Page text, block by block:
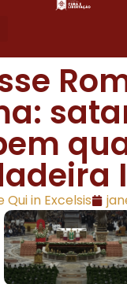
Qui in Excelsis